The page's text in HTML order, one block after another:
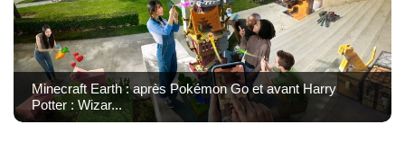
Minecraft Earth : après Pokémon Go et avant Harry
Potter : Wizar...